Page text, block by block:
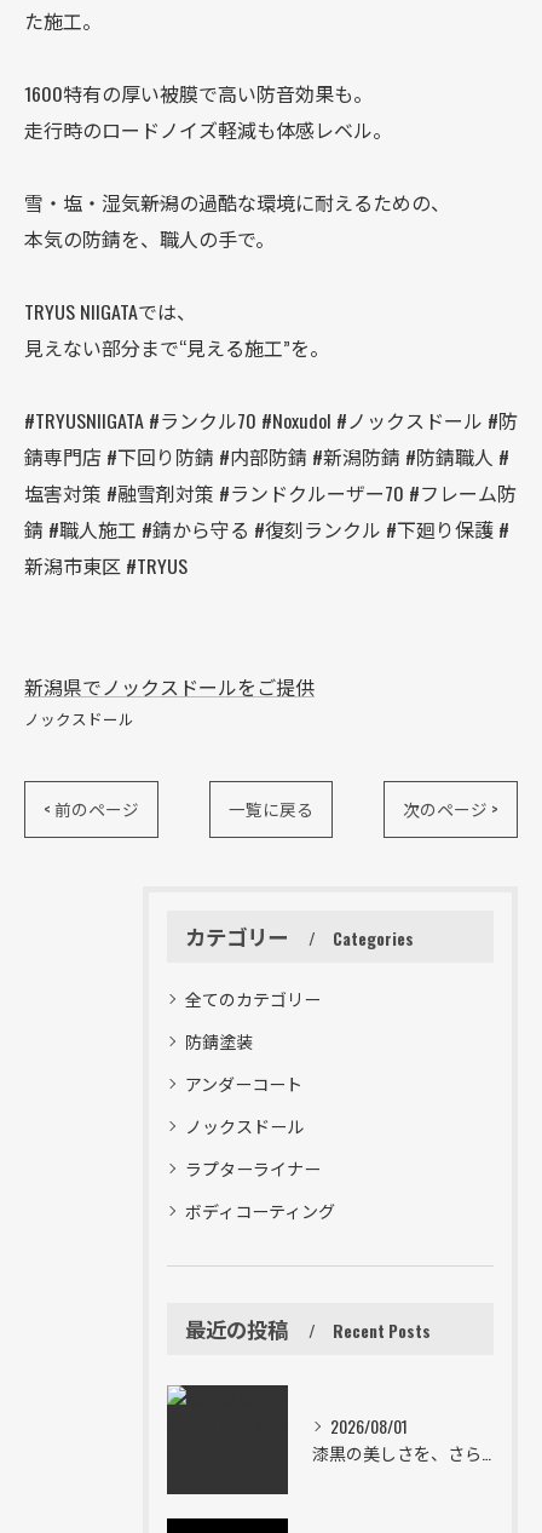
た施工。
1600特有の厚い被膜で高い防音効果も。
走行時のロードノイズ軽減も体感レベル。
雪・塩・湿気――新潟の過酷な環境に耐えるための、
本気の防錆を、職人の手で。
TRYUS NIIGATAでは、
見えない部分まで“見える施工”を。
#TRYUSNIIGATA #ランクル70 #Noxudol #ノックスドール #防
錆専門店 #下回り防錆 #内部防錆 #新潟防錆 #防錆職人 #
塩害対策 #融雪剤対策 #ランドクルーザー70 #フレーム防
錆 #職人施工 #錆から守る #復刻ランクル #下廻り保護 #
新潟市東区 #TRYUS
新潟県でノックスドールをご提供
ノックスドール
< 前のページ 一覧に戻る 次のページ >
カテゴリー Categories
全てのカテゴリー
防錆塗装
アンダーコート
ノックスドール
ラプターライナー
ボディコーティング
最近の投稿 Recent Posts
2026/08/01